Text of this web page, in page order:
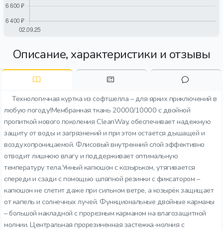
Описание, характеристики и отзывы
Технологичная куртка из софтшелла – для ярких приключений в
любую погоду!Мембранная ткань 20000/10000 с двойной
пропиткой нового поколения CleanWay, обеспечивает надежную
защиту от воды и загрязнений и при этом остается дышащей и
воздухопроницаемой. Флисовый внутренний слой эффективно
отводит лишнюю влагу и поддерживает оптимальную
температуру тела.Умный капюшон с козырьком, утягивается
спереди и сзади с помощью шляпной резинки с фиксатором –
капюшон не слетит даже при сильном ветре, а козырёк защищает
от капель и солнечных лучей. Функциональные двойные карманы
– большой накладной с прорезным карманом на влагозащитной
молнии. Центральная прорезиненная застежка-молния с